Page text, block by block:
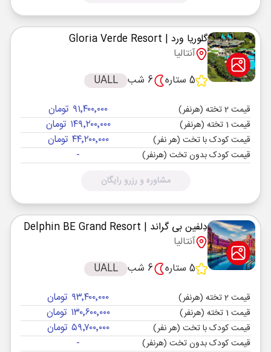
گلوریا ورد | Gloria Verde Resort
آنتالیا
5 ستاره
6 شب UALL
قیمت 2 تخته (هرنفر) ۹۱٬۴۰۰٬۰۰۰ تومان
قیمت 1 تخته (هرنفر) ۱۴۹٬۲۰۰٬۰۰۰ تومان
قیمت کودک با تخت (هر نفر) ۴۴٬۲۰۰٬۰۰۰ تومان
قیمت کودک بدون تخت (هرنفر) -
مشاوره و رزرو رایگان
دِلفین بی گراند | Delphin BE Grand Resort
آنتالیا
5 ستاره
6 شب UALL
قیمت 2 تخته (هرنفر) ۹۳٬۴۰۰٬۰۰۰ تومان
قیمت 1 تخته (هرنفر) ۱۳۰٬۶۰۰٬۰۰۰ تومان
قیمت کودک با تخت (هر نفر) ۵۹٬۷۰۰٬۰۰۰ تومان
قیمت کودک بدون تخت (هرنفر) -